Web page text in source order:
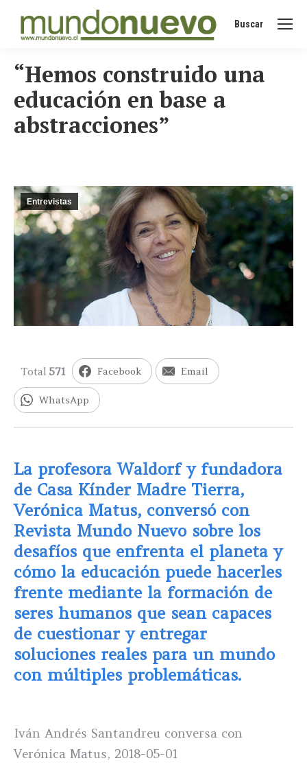
Buscar:
Buscar
“Hemos construido una
educación en base a
abstracciones”
Entrevistas
Total 571 Facebook Email
WhatsApp
La profesora Waldorf y fundadora
de Casa Kínder Madre Tierra,
Verónica Matus, conversó con
Revista Mundo Nuevo sobre los
desafíos que enfrenta el planeta y
cómo la educación puede hacerles
frente mediante la formación de
seres humanos que sean capaces
de cuestionar y entregar
soluciones reales para un mundo
con múltiples problemáticas.
Iván Andrés Santandreu conversa con
Verónica Matus, 2018-05-01